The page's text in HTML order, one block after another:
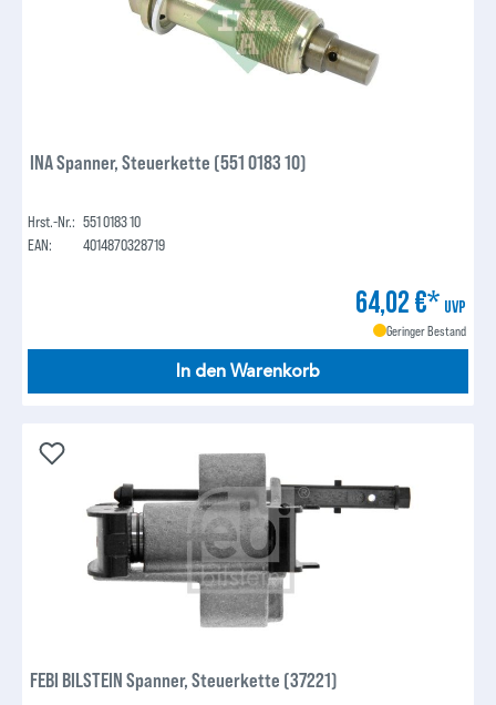
INA Spanner, Steuerkette (551 0183 10)
Hrst.-Nr.: 551 0183 10
EAN:
4014870328719
64,02 €* UVP
Geringer Bestand
In den Warenkorb
FEBI BILSTEIN Spanner, Steuerkette (37221)